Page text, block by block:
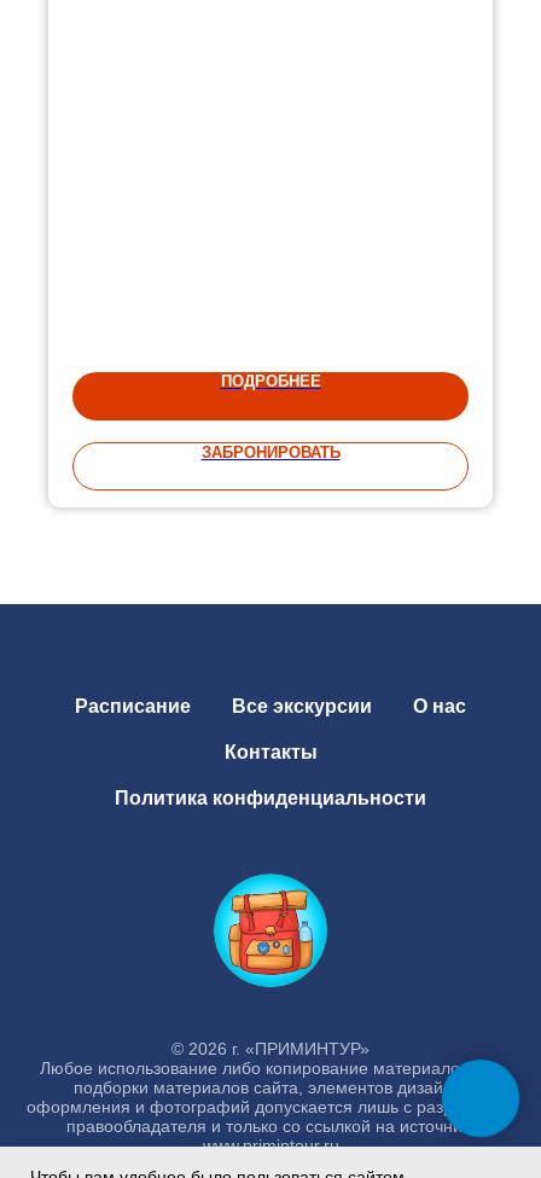
ПОДРОБНЕЕ
ЗАБРОНИРОВАТЬ
Расписание Все экскурсии О нас
Контакты
Политика конфиденциальности
© 2026 г. «ПРИМИНТУР»
Любое использование либо копирование материалов или
подборки материалов сайта, элементов дизайна,
оформления и фотографий допускается лишь с разрешения
правообладателя и только со ссылкой на источник:
www.primintour.ru